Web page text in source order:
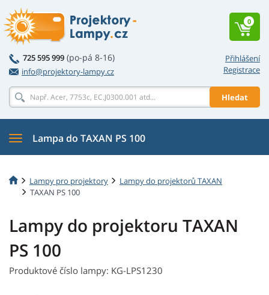
Přihlášení
Registrace
725 595 999 (po-pá 8-16)
info@projektory-lampy.cz
Hledat
0
Lampa do TAXAN PS 100
Lampy pro projektory
Lampy do projektorů TAXAN
TAXAN PS 100
Lampy do projektoru TAXAN
PS 100
Produktové číslo lampy: KG-LPS1230